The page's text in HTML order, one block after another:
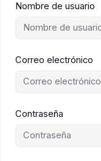
Nombre de usuario
Correo electrónico
Contraseña